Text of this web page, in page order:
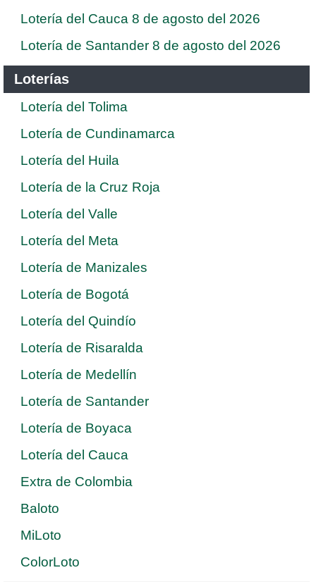
Lotería del Cauca 8 de agosto del 2026
Lotería de Santander 8 de agosto del 2026
Loterías
Lotería del Tolima
Lotería de Cundinamarca
Lotería del Huila
Lotería de la Cruz Roja
Lotería del Valle
Lotería del Meta
Lotería de Manizales
Lotería de Bogotá
Lotería del Quindío
Lotería de Risaralda
Lotería de Medellín
Lotería de Santander
Lotería de Boyaca
Lotería del Cauca
Extra de Colombia
Baloto
MiLoto
ColorLoto